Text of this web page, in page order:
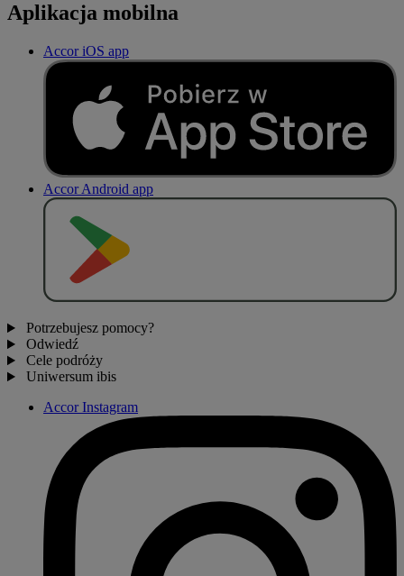
Aplikacja mobilna
Accor iOS app
Accor Android app
Potrzebujesz pomocy?
Odwiedź
Cele podróży
Uniwersum ibis
Accor Instagram